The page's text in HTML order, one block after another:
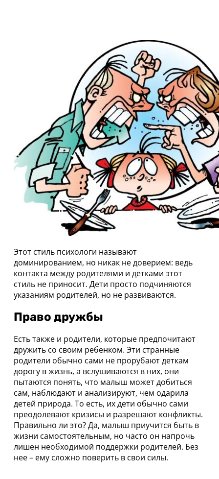
Этот стиль психологи называют
доминированием, но никак не доверием: ведь
контакта между родителями и детками этот
стиль не приносит. Дети просто подчиняются
указаниям родителей, но не развиваются.
Право дружбы
Есть также и родители, которые предпочитают
дружить со своим ребенком. Эти странные
родители обычно сами не прорубают деткам
дорогу в жизнь, а вслушиваются в них, они
пытаются понять, что малыш может добиться
сам, наблюдают и анализируют, чем одарила
детей природа. То есть, их дети обычно сами
преодолевают кризисы и разрешают конфликты.
Правильно ли это? Да, малыш приучится быть в
жизни самостоятельным, но часто он напрочь
лишен необходимой поддержки родителей. Без
нее – ему сложно поверить в свои силы.